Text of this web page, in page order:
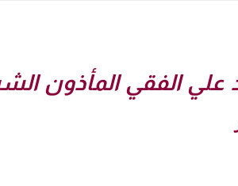
الفقي المأذون